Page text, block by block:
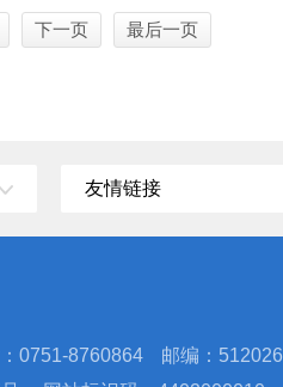
下一页 最后一页
友情链接
0751-8760864
邮编：512026